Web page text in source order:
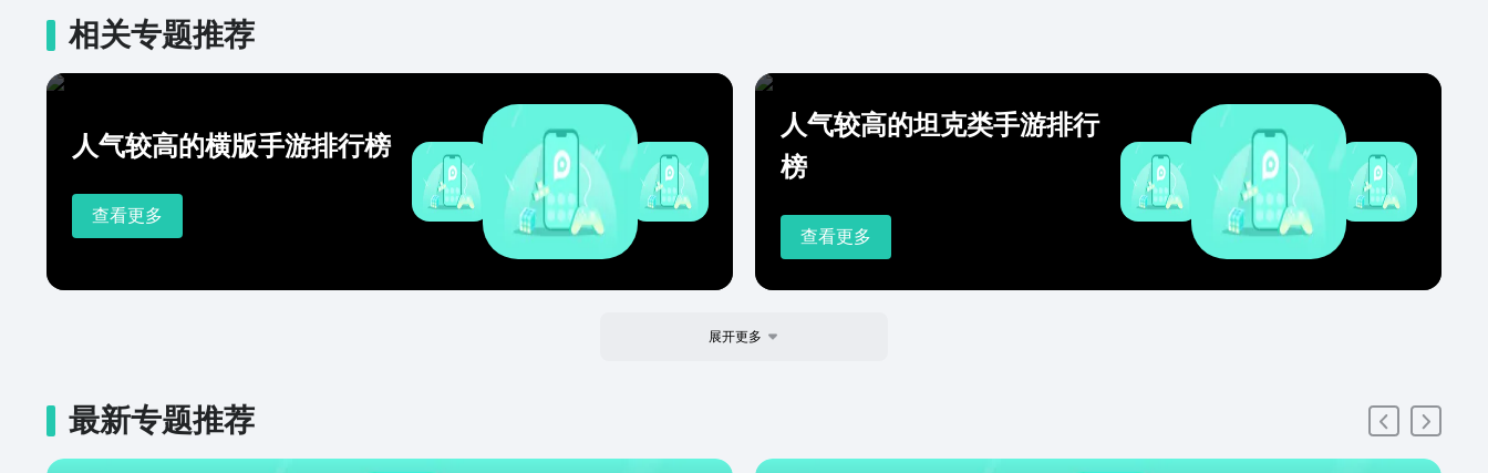
相关专题推荐
人气较高的横版手游排行榜
查看更多
人气较高的坦克类手游排行
榜
查看更多
展开更多
最新专题推荐